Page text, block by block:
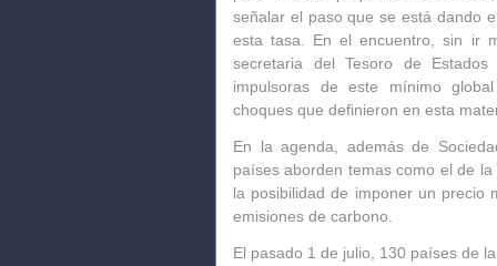
señalar el paso que se está dando
esta tasa. En el encuentro, sin ir
secretaria del Tesoro de
impulsoras de este mínimo
choques que definieron en esta
En la agenda, además de
países aborden temas como el de
la posibilidad de imponer un precio
emisiones de carbono.
El pasado 1 de julio, 130 países de